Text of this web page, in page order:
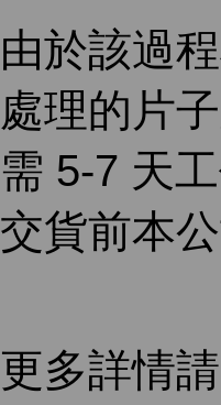
由於該過
處理的片
需 5-7 天
交貨前本
更多詳情